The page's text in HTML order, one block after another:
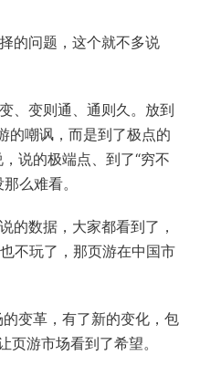
的问题，这个就不多说
、变则通、通则久。放到
的嘲讽，而是到了极点的
说的极端点、到了“穷不
么难看。
的数据，大家都看到了，
不玩了，那页游在中国市
变革，有了新的变化，包
游市场看到了希望。